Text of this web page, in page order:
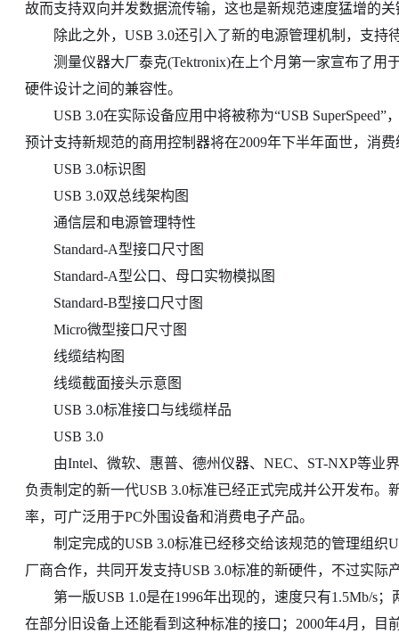
故而支持双向并发数据流传输，这也是新规范速度猛增的关
除此之外，USB 3.0还引入了新的电源管理机制，支持
测量仪器大厂泰克(Tektronix)在上个月第一家宣布了用
硬件设计之间的兼容性。
USB 3.0在实际设备应用中将被称为“USB SuperSpeed”
预计支持新规范的商用控制器将在2009年下半年面世，消
USB 3.0标识图
USB 3.0双总线架构图
通信层和电源管理特性
Standard-A型接口尺寸图
Standard-A型公口、母口实物模拟图
Standard-B型接口尺寸图
Micro微型接口尺寸图
线缆结构图
线缆截面接头示意图
USB 3.0标准接口与线缆样品
USB 3.0
由Intel、微软、惠普、德州仪器、NEC、ST-NXP等业界
负责制定的新一代USB 3.0标准已经正式完成并公开发布
率，可广泛用于PC外围设备和消费电子产品。
制定完成的USB 3.0标准已经移交给该规范的管理组织
厂商合作，共同开发支持USB 3.0标准的新硬件，不过实际
第一版USB 1.0是在1996年出现的，速度只有1.5Mb/s；
在部分旧设备上还能看到这种标准的接口；2000年4月，目